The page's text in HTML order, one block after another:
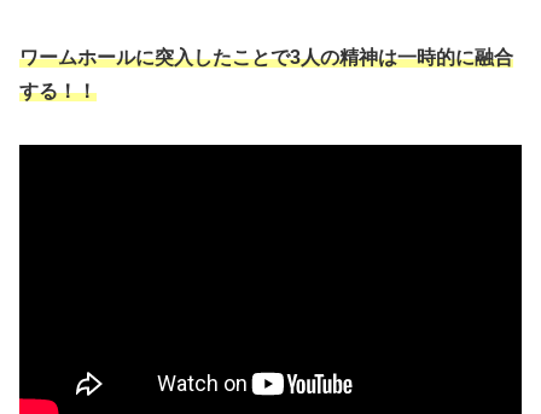
ワームホールに突入したことで3人の精神は一時的に融合
する！！